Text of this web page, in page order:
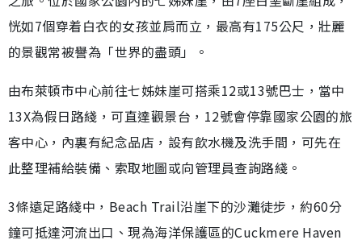
恍如7個穿着白衣的女孩並肩而立，最高有175公尺，壯麗
的景觀常被譽為「世界的盡頭」。
由布萊頓市中心前往七姊妹崖可搭乘12或13號巴士，當中
13X為假日路綫，可直達觀景台，12號會停靠國家公園的旅
客中心，內裏有紀念品店，設有飲水機及洗手間，可先在
此整理補給裝備、索取地圖或向管理員查詢路綫。
3條遠足路綫中，Beach Trail沿崖下的沙灘徒步，約60分
鐘可抵達河流出口、現為海洋保護區的Cuckmere Haven